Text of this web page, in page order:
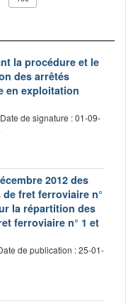
la procédure et le
des arrêtés
en exploitation
Date de signature : 01-09-
2012 des
fret ferroviaire n°
la répartition des
ferroviaire n° 1 et
de publication : 25-01-